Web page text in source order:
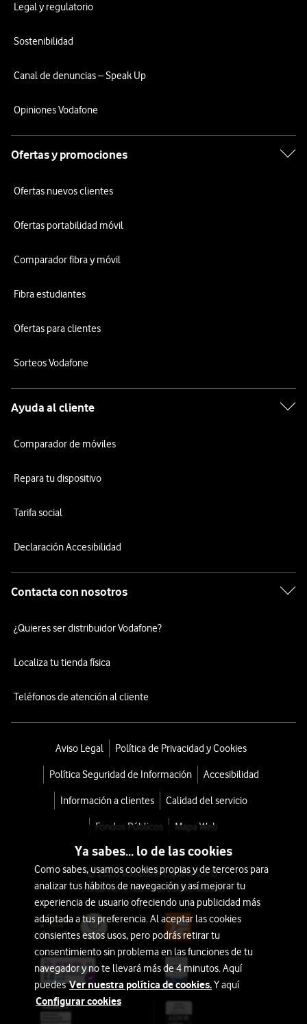
Legal y regulatorio
Sostenibilidad
Canal de denuncias – Speak Up
Opiniones Vodafone
Ofertas y promociones
Ofertas nuevos clientes
Ofertas portabilidad móvil
Comparador fibra y móvil
Fibra estudiantes
Ofertas para clientes
Sorteos Vodafone
Ayuda al cliente
Comparador de móviles
Repara tu dispositivo
Tarifa social
Declaración Accesibilidad
Contacta con nosotros
¿Quieres ser distribuidor Vodafone?
Localiza tu tienda física
Teléfonos de atención al cliente
Aviso Legal Política de Privacidad y Cookies
Política Seguridad de Información Accesibilidad
Información a clientes Calidad del servicio
Fondos Públicos Mapa Web
© 2026 Vodafone España S.A.U.
Avda. América 115, 28042 Madrid
Ya sabes... lo de las cookies
Como sabes, usamos cookies propias y de terceros para
analizar tus hábitos de navegación y así mejorar tu
experiencia de usuario ofreciendo una publicidad más
adaptada a tus preferencia. Al aceptar las cookies
consientes estos usos, pero podrás retirar tu
consentimiento sin problema en las funciones de tu
navegador y no te llevará más de 4 minutos. Aquí
puedesVer nuestra política de cookies.Y aquí
Configurar cookies